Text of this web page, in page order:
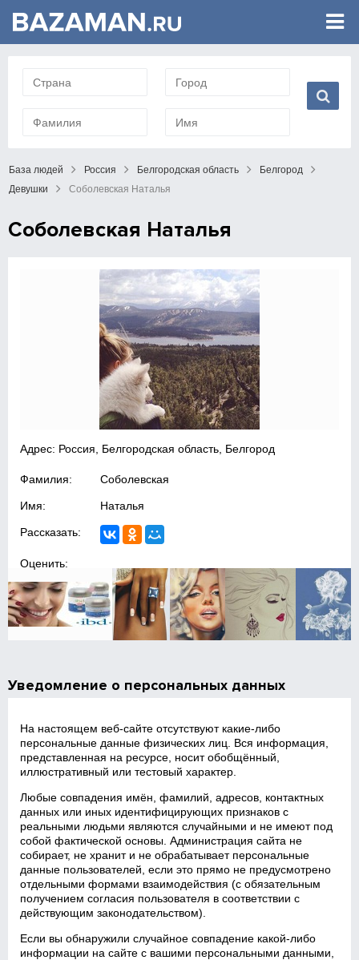
База людей Россия Белгородская область
Белгород
Девушки
Соболевская Наталья
Соболевская Наталья
Адрес: Россия, Белгородская область, Белгород
Фамилия: Соболевская
Имя: Наталья
Рассказать:
Оценить:
Уведомление о персональных данных
На настоящем веб‑сайте отсутствуют какие‑либо
персональные данные физических лиц. Вся информация,
представленная на ресурсе, носит обобщённый,
иллюстративный или тестовый характер.
Любые совпадения имён, фамилий, адресов, контактных
данных или иных идентифицирующих признаков с
реальными людьми являются случайными и не имеют под
собой фактической основы. Администрация сайта не
собирает, не хранит и не обрабатывает персональные
данные пользователей, если это прямо не предусмотрено
отдельными формами взаимодействия (с обязательным
получением согласия пользователя в соответствии с
действующим законодательством).
Если вы обнаружили случайное совпадение какой‑либо
информации на сайте с вашими персональными данными,